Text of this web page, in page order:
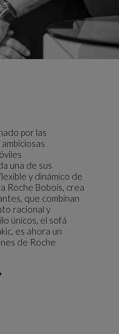
por las
una de sus
y dinámico de
Roche Bobois, crea
que combinan
racional y
únicos, el sofá
es ahora un
de Roche